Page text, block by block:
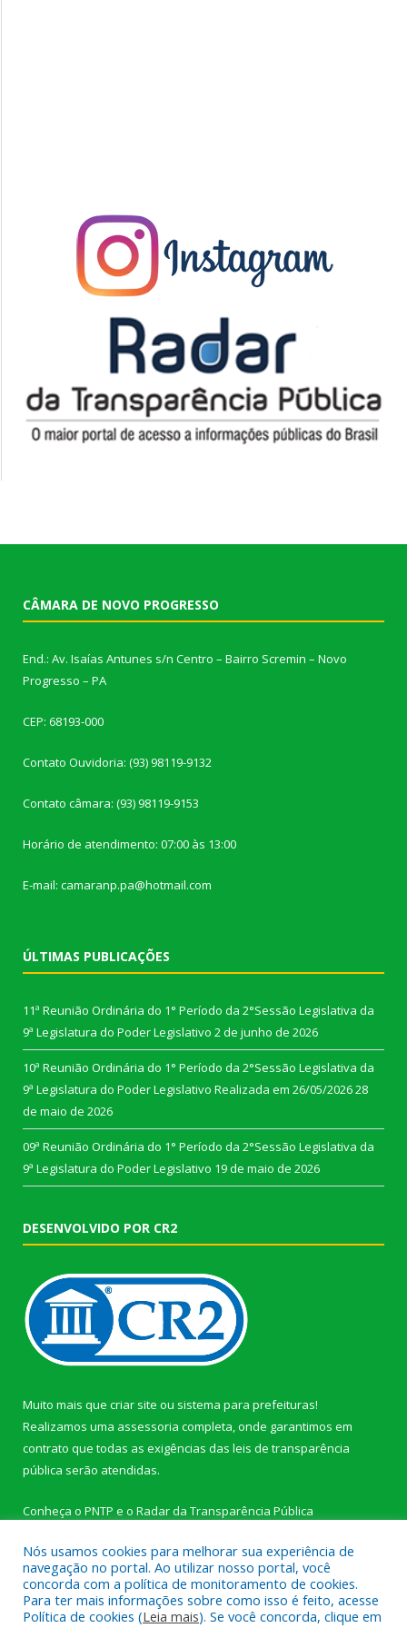
CÂMARA DE NOVO PROGRESSO
End.: Av. Isaías Antunes s/n Centro – Bairro Scremin – Novo
Progresso – PA
CEP: 68193-000
Contato Ouvidoria: (93) 98119-9132
Contato câmara: (93) 98119-9153
Horário de atendimento: 07:00 às 13:00
E-mail: camaranp.pa@hotmail.com
ÚLTIMAS PUBLICAÇÕES
11ª Reunião Ordinária do 1° Período da 2°Sessão Legislativa da
9ª Legislatura do Poder Legislativo 2 de junho de 2026
10ª Reunião Ordinária do 1° Período da 2°Sessão Legislativa da
9ª Legislatura do Poder Legislativo Realizada em 26/05/202628
de maio de 2026
09ª Reunião Ordinária do 1° Período da 2°Sessão Legislativa da
9ª Legislatura do Poder Legislativo 19 de maio de 2026
DESENVOLVIDO POR CR2
Muito mais que criar site ou sistema para prefeituras!
Realizamos uma assessoria completa, onde garantimos em
contrato que todas as exigências das leis de transparência
pública serão atendidas.
Conheça o PNTP e o Radar da Transparência Pública
Todos os direitos reservados a Câmara Municipal de Novo
Progresso.
Nós usamos cookies para melhorar sua experiência de
navegação no portal. Ao utilizar nosso portal, você
concorda com a política de monitoramento de cookies.
Para ter mais informações sobre como isso é feito, acesse
Política de cookies (Leia mais). Se você concorda, clique em